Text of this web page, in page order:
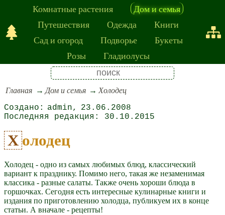
Комнатные растения
Дом и семья
Путешествия
Одежда
Книги
Сад и огород
Подворье
Букеты
Розы
Гладиолусы
Главная Дом и семья Холодец
admin
23.06.2008
30.10.2015
Холодец
Холодец - одно из самых любимых блюд, классический
вариант к празднику. Помимо него, такая же незаменимая
классика - разные салаты. Также очень хороши блюда в
горшочках. Сегодня есть интересные кулинарные книги и
издания по приготовлению холодца, публикуем их в конце
статьи. А вначале - рецепты!